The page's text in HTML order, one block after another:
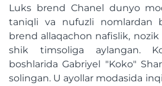
Luks brend Chanel dunyo
taniqli va nufuzli nomlardan
brend allaqachon nafislik, nozik
shik timsoliga aylangan.
boshlarida Gabriyel "Koko"
solingan. U ayollar modasida